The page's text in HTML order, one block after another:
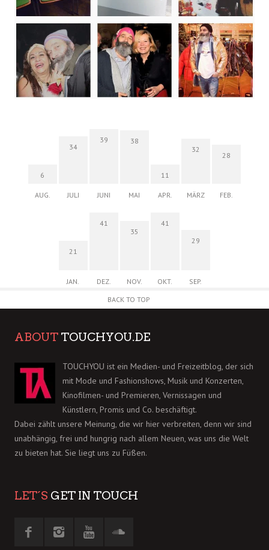
6
AUG.
34
JULI
39
JUNI
38
MAI
11
APR.
32
MÄRZ
28
FEB.
21
JAN.
41
DEZ.
35
NOV.
41
OKT.
29
SEP.
BACK TO TOP
ABOUT TOUCHYOU.DE
TOUCHYOU ist ein Medien- und Freizeitblog, der sich
mit Mode und Fashionshows, Musik und Konzerten,
Kinofilmen- und Premieren, Vernissagen und
Künstlern, Promis und Co. beschäftigt.
Dabei zählt unsere Meinung, die wir hier verbreiten, denn wir sind
unabhängig, frei und hungrig nach allem Neuen, was uns die Welt
zu bieten hat. Sie liegt uns zu Füßen.
LET´S GET IN TOUCH